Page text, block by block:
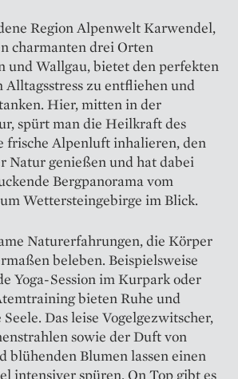
Region Alpenwelt Karwendel,
charmanten drei Orten
Wallgau, bietet den perfekten
Alltagsstress zu entfliehen und
Hier, mitten in der
spürt man die Heilkraft des
frische Alpenluft inhalieren, den
Natur genießen und hat dabei
Bergpanorama vom
Wettersteingebirge im Blick.
Naturerfahrungen, die Körper
beleben. Beispielsweise
Yoga-Session im Kurpark oder
bieten Ruhe und
Das leise Vogelgezwitscher,
sowie der Duft von
blühenden Blumen lassen einen
intensiver spüren. On Top gibt es